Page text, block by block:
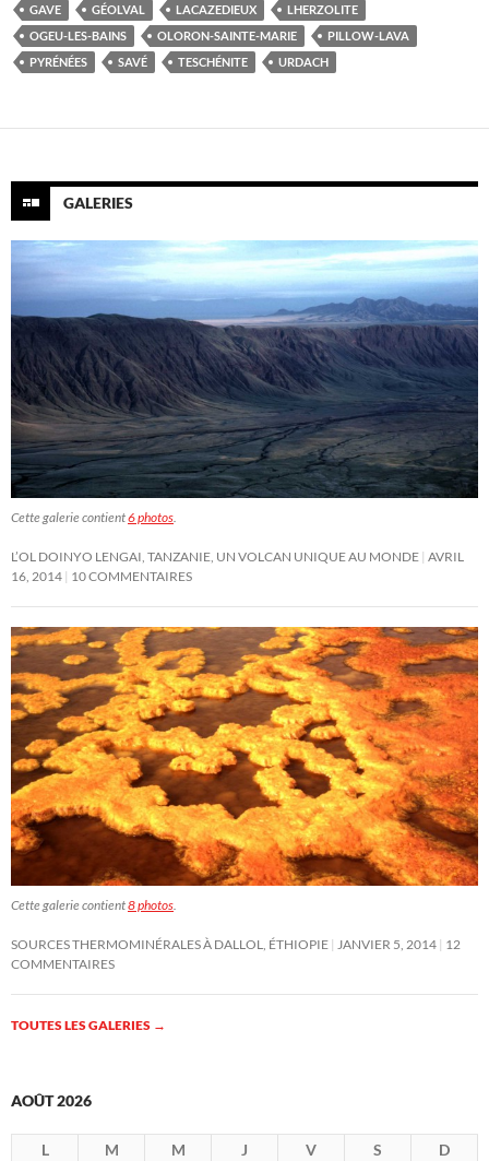
GAVE
GÉOLVAL LACAZEDIEUX
LHERZOLITE
OGEU-LES-BAINS
OLORON-SAINTE-MARIE
PILLOW-LAVA
PYRÉNÉES
SAVÉ TESCHÉNITE URDACH
GALERIES
Cette galerie contient6 photos.
L’OL DOINYO LENGAI, TANZANIE, UN VOLCAN UNIQUE AU MONDE AVRIL
16, 2014 10 COMMENTAIRES
Cette galerie contient8 photos.
SOURCES THERMOMINÉRALES À DALLOL, ÉTHIOPIE JANVIER 5, 2014 12
COMMENTAIRES
TOUTES LES GALERIES →
AOÛT 2026
L M M J V S
D